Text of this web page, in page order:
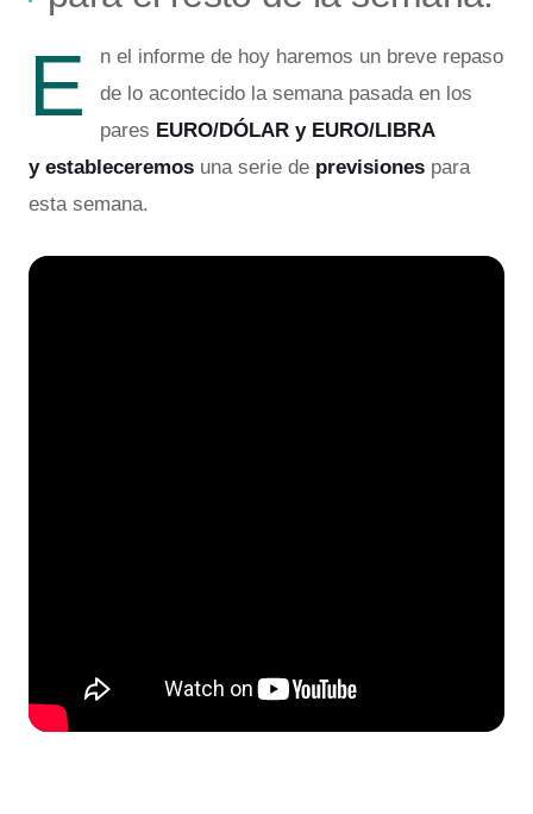
E
n el informe de hoy haremos un breve repaso
de lo acontecido la semana pasada en los
pares EURO/DÓLAR y EURO/LIBRA
y estableceremos una serie de previsiones para
esta semana.